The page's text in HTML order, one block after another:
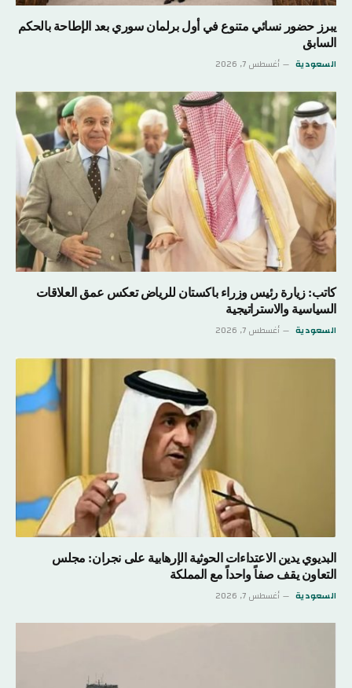
يبرز حضور نسائي متنوع في أول برلمان سوري بعد الإطاحة بالحكم
السابق
السعودية أغسطس 7, 2026
كاتب: زيارة رئيس وزراء باكستان للرياض تعكس عمق العلاقات
السياسية والاستراتيجية
السعودية أغسطس 7, 2026
البديوي يدين الاعتداءات الحوثية الإرهابية على نجران: مجلس
التعاون يقف صفاً واحداً مع المملكة
السعودية أغسطس 7, 2026